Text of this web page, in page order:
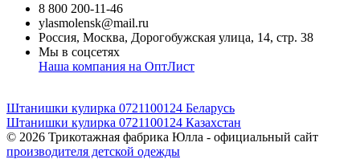
8 800 200-11-46
ylasmolensk@mail.ru
Россия, Москва, Дорогобужская улица, 14, стр. 38
Мы в соцсетях
Наша компания на ОптЛист
Штанишки кулирка 0721100124 Беларусь
Штанишки кулирка 0721100124 Казахстан
© 2026 Трикотажная фабрика Юлла - официальный сайт
производителя детской одежды